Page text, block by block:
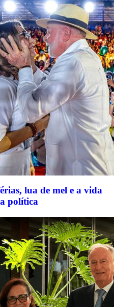
lua de mel e a vida
política